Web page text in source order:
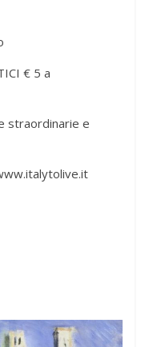
€ 5 a
straordinarie e